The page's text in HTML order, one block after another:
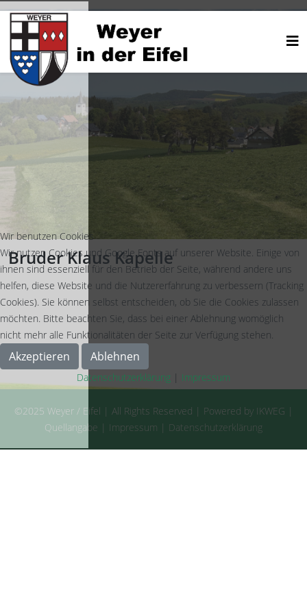
Bruder Klaus Kapelle
©2025 Weyer / Eifel | All Rights Reserved | Powered by IKWEG |
Quellangabe | Impressum | Datenschutzerklärung
Wir benutzen Cookies
Wir nutzen Cookies und Google Fonts auf unserer Website. Einige von
ihnen sind essenziell für den Betrieb der Seite, während andere uns
helfen, diese Website und die Nutzererfahrung zu verbessern (Tracking
Cookies). Sie können selbst entscheiden, ob Sie die Cookies zulassen
möchten. Bitte beachten Sie, dass bei einer Ablehnung womöglich
nicht mehr alle Funktionalitäten der Seite zur Verfügung stehen.
Akzeptieren Ablehnen
Datenschutzerklärung | Impressum